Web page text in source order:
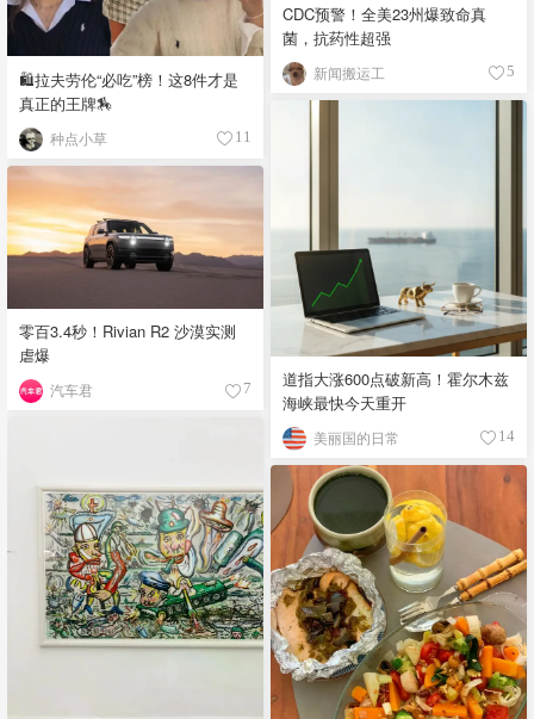
CDC预警！全美23州爆致命真
菌，抗药性超强
新闻搬运工 5
🛍️拉夫劳伦“必吃”榜！这8件才是
真正的王牌🏇
种点小草 11
道指大涨600点破新高！霍尔木兹
海峡最快今天重开
美丽国的日常 14
零百3.4秒！Rivian R2 沙漠实测
虐爆
汽车君 7